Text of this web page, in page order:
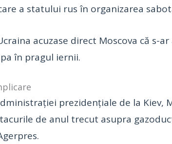
a statului rus în organizarea
acuzase direct Moscova că
în pragul iernii.
prezidenţiale de la Kiev,
de anul trecut asupra